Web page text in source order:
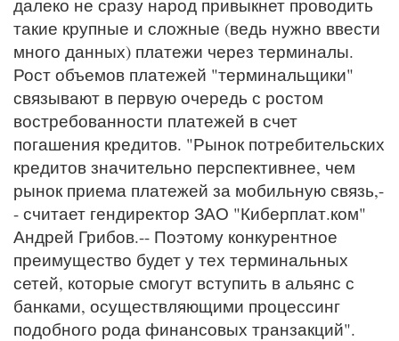
далеко не сразу народ привыкнет проводить
такие крупные и сложные (ведь нужно ввести
много данных) платежи через терминалы.
Рост объемов платежей "терминальщики"
связывают в первую очередь с ростом
востребованности платежей в счет
погашения кредитов. "Рынок потребительских
кредитов значительно перспективнее, чем
рынок приема платежей за мобильную связь,-
- считает гендиректор ЗАО "Киберплат.ком"
Андрей Грибов.-- Поэтому конкурентное
преимущество будет у тех терминальных
сетей, которые смогут вступить в альянс с
банками, осуществляющими процессинг
подобного рода финансовых транзакций".